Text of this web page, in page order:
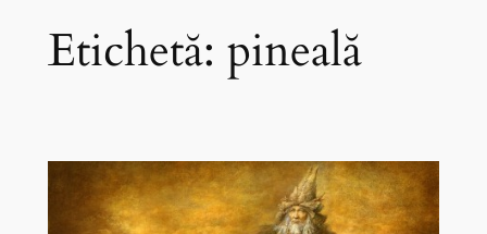
Etichetă: pineală